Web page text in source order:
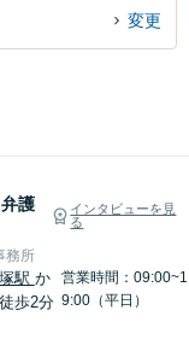
変更
弁護
インタビューを見
る
務所
駅 か
歩2分
営業時間：09:00~1
9:00（平日）